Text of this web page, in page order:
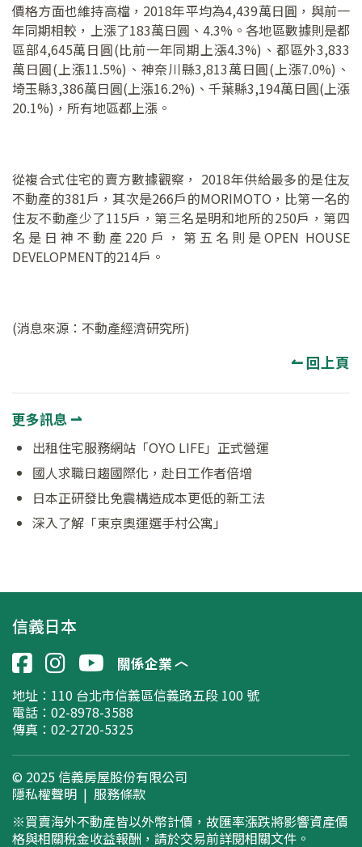
價格方面也維持高檔，2018年平均為4,439萬日圓，與前一
年同期相較，上漲了183萬日圓、4.3%。各地區數據則是都
區部4,645萬日圓(比前一年同期上漲4.3%)、都區外3,833
萬日圓(上漲11.5%)、神奈川縣3,813萬日圓(上漲7.0%)、
埼玉縣3,386萬日圓(上漲16.2%)、千葉縣3,194萬日圓(上漲
20.1%)，所有地區都上漲。
從複合式住宅的賣方數據觀察， 2018年供給最多的是住友
不動產的381戶，其次是266戶的MORIMOTO，比第一名的
住友不動產少了115戶，第三名是明和地所的250戶，第四
名是日神不動產220戶，第五名則是OPEN HOUSE
DEVELOPMENT的214戶。
(消息來源：不動產經濟研究所)
↼ 回上頁
更多訊息 ⇀
出租住宅服務網站「OYO LIFE」正式營運
國人求職日趨國際化，赴日工作者倍增
日本正研發比免震構造成本更低的新工法
深入了解「東京奧運選手村公寓」
信義日本
關係企業
地址： 110 台北市信義區信義路五段 100 號
電話：02-8978-3588
傳真：02-2720-5325
© 2025 信義房屋股份有限公司
隱私權聲明 | 服務條款
※買賣海外不動產皆以外幣計價，故匯率漲跌將影響資產價
格與相關稅金收益報酬，請於交易前詳閱相關文件。